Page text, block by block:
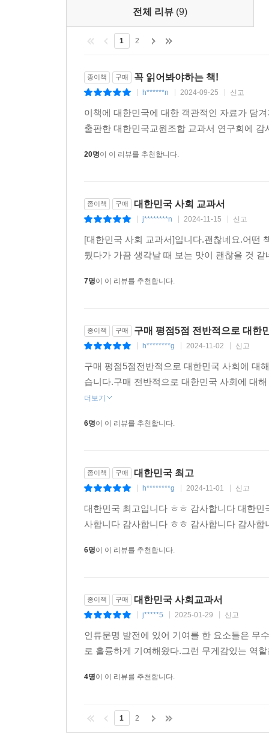
대다수 국민은 한 치 앞도 가늠할 수 없는 깊은 위
만이 장면을 지지할 정도로 민심이 이반됐다. 미
본국에 보낸 보고서에서 ‘정치적 리더십 측면에
장면 정부는 힘없이 흩어지고 말았다.
--- p.306
5·16군사정변에서 출발한 박정희의 근대화 혁명
실행했기에 서로 어긋나 보인다. 그렇지만 4·19
의 정치 세력을 바꾸어 놓았으며, 조국 근대화 사
1965년을 앞뒤로 한일협정을 타결하고 베트남
원료와 중간재를 국내에서 완제품으로 가공하여
동력이었다. 태평양을 사이에 두고 성립된 한·미·
잉여금을 공동 기금으로 쌓아 놓았다. 마을회관
내놓아야 했다. 마을이란 사 업체가 성공하려면
말끔히 씻어버려야 했다.
박정희 대통령은 농촌의 새마을운동을 어촌으로
그동안 우리나라는 모든 분야에서 근대적인 발
로는 개인의 자유와 자유 의지에 따른 선택, 자유
산업화를 통한 경제의 발전과 문화 생활의 향상,
관주의 등을 들 수 있다.
박정희 대통령이 서거한 뒤 20여 년 동안, 격변기
무를 넉넉히 해냈다고 보인다. -
--- p.395
그렇지만 문재인 대통령의 방문 내내 중국이 보
였다.
참을 수 없는 수모를 당하면서도 문재인 대통령
꾸는 꿈이 되길 바란다”라는 덕담을 하였다. 곧
전체 리뷰 (9)
1 2
종이책 구매 꼭 읽어봐야하는 책!
h******n 2024-09-25 신고
이책에 대한민국에 대한 객관적인 자료가 담
출판한 대한민국교원조합 교과서 연구회에
20명이 이 리뷰를 추천합니다.
종이책 구매 대한민국 사회 교과서
j********n 2024-11-15 신고
[대한민국 사회 교과서]입니다.괜찮네요.어떤
뒀다가 가끔 생각날 때 보는 맛이 괜찮을 것
7명이 이 리뷰를 추천합니다.
종이책 구매 구매 평점5점 전반적으로 대한
h********g 2024-11-02 신고
구매 평점5점전반적으로 대한민국 사회에 대
습니다.구매 전반적으로 대한민국 사회에 대
더보기
6명이 이 리뷰를 추천합니다.
종이책 구매 대한민국 최고
h********g 2024-11-01 신고
대한민국 최고입니다 ㅎㅎ 감사합니다 대한
사합니다 감사합니다 ㅎㅎ 감사합니다 감사
6명이 이 리뷰를 추천합니다.
종이책 구매 대한민국 사회교과서
j*****5 2025-01-29 신고
인류문명 발전에 있어 기여를 한 요소들은 무
로 훌륭하게 기여해왔다.그런 무게감있는 역
4명이 이 리뷰를 추천합니다.
1 2